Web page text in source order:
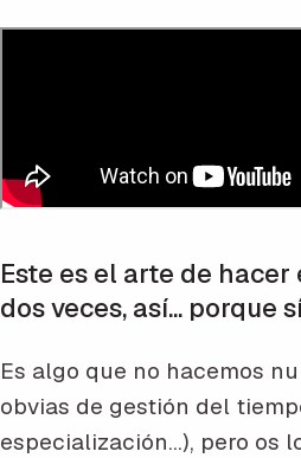
Este es el arte de
dos veces, así... porque
Es algo que no hacemos
obvias de gestión del
especialización...), pero os